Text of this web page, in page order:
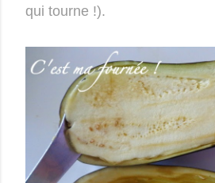
qui tourne !).